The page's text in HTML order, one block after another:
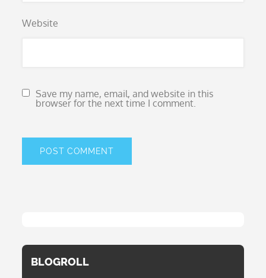
Website
Save my name, email, and website in this
browser for the next time I comment.
BLOGROLL